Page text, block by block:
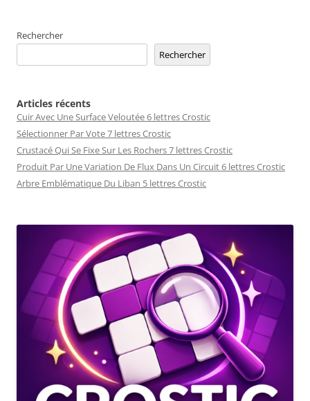
Rechercher
Rechercher
Articles récents
Cuir Avec Une Surface Veloutée 6 lettres Crostic
Sélectionner Par Vote 7 lettres Crostic
Crustacé Qui Se Fixe Sur Les Rochers 7 lettres Crostic
Produit Par Une Variation De Flux Dans Un Circuit 6 lettres Crostic
Arbre Emblématique Du Liban 5 lettres Crostic